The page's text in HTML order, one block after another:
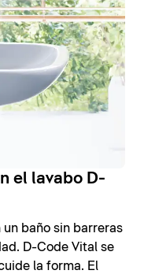
el lavabo D-
baño sin barreras
D-Code Vital se
la forma. El